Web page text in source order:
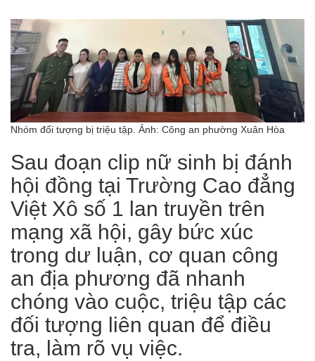
Nhóm đối tượng bị triệu tập. Ảnh: Công an phường Xuân Hòa
Sau đoạn clip nữ sinh bị đánh
hội đồng tại Trường Cao đẳng
Việt Xô số 1 lan truyền trên
mạng xã hội, gây bức xúc
trong dư luận, cơ quan công
an địa phương đã nhanh
chóng vào cuộc, triệu tập các
đối tượng liên quan để điều
tra, làm rõ vụ việc.